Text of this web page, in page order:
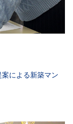
による新築マン